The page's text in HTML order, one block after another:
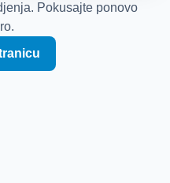
Pokusajte ponovo